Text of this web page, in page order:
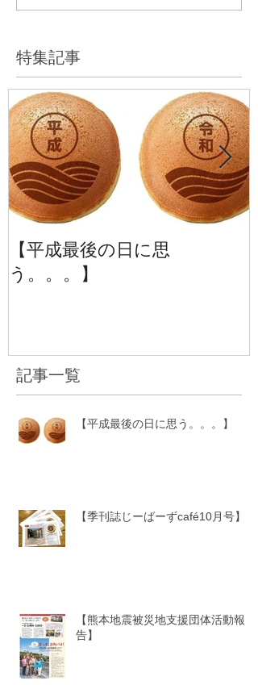
特集記事
記事一覧
【平成最後の日に思
う。。。】
【平成最後の日に思う。。。】
【季刊誌じーばーずcafé10月号】
【熊本地震被災地支援団体活動報
告】